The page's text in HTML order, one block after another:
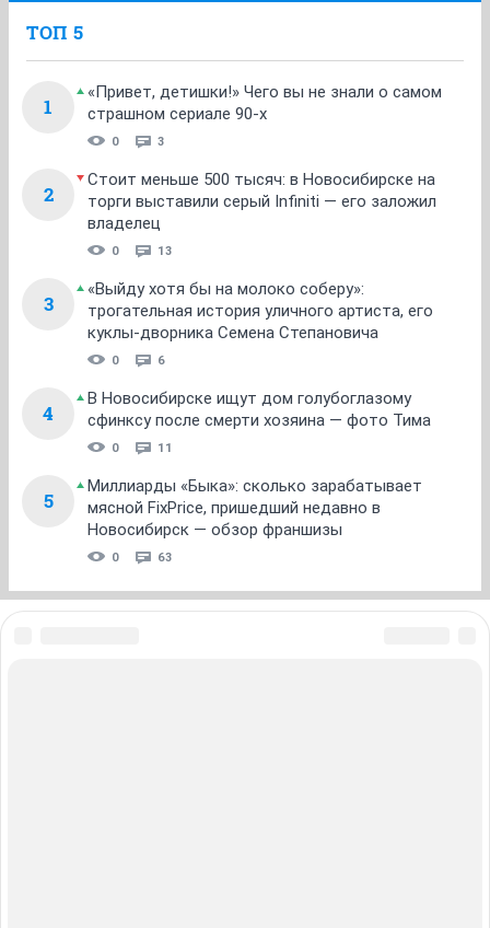
ТОП 5
1
«Привет, детишки!» Чего вы не знали о самом
страшном сериале 90-х
0 3
2
Стоит меньше 500 тысяч: в Новосибирске на
торги выставили серый Infiniti — его заложил
владелец
0 13
3
«Выйду хотя бы на молоко соберу»:
трогательная история уличного артиста, его
куклы-дворника Семена Степановича
0 6
4
В Новосибирске ищут дом голубоглазому
сфинксу после смерти хозяина — фото Тима
0 11
5
Миллиарды «Быка»: сколько зарабатывает
мясной FixPrice, пришедший недавно в
Новосибирск — обзор франшизы
0 63